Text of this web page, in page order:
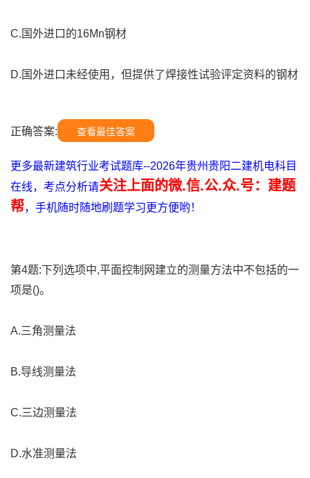
C.国外进口的16Mn钢材
D.国外进口未经使用，但提供了焊接性试验评定资料的钢材
正确答案: 查看最佳答案
更多最新建筑行业考试题库--2026年贵州贵阳二建机电科目
在线，考点分析请关注上面的微.信.公.众.号：建题
帮，手机随时随地刷题学习更方便哟！
第4题:下列选项中,平面控制网建立的测量方法中不包括的一
项是()。
A.三角测量法
B.导线测量法
C.三边测量法
D.水准测量法